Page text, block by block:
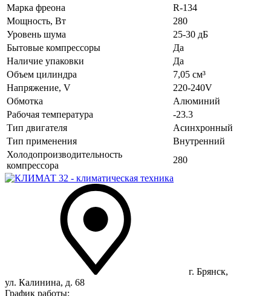
Марка фреона
R-134
Мощность, Вт
280
Уровень шума
25-30 дБ
Бытовые компрессоры
Да
Наличие упаковки
Да
Объем цилиндра
7,05 см³
Напряжение, V
220-240V
Обмотка
Алюминий
Рабочая температура
-23.3
Тип двигателя
Асинхронный
Тип применения
Внутренний
Холодопроизводительность
компрессора
280
г. Брянск,
ул. Калинина, д. 68
График работы: